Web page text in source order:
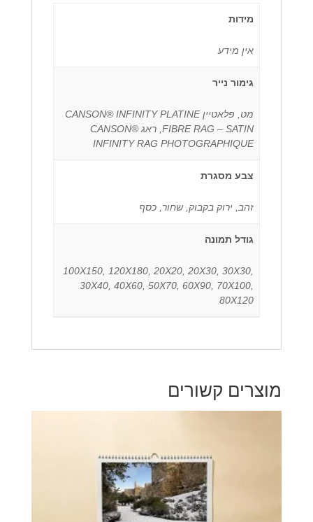
מידות
אין מידע
גימור נייר
מט, פלאטיין CANSON® INFINITY PLATINE
FIBRE RAG – SATIN, ראג CANSON®
INFINITY RAG PHOTOGRAPHIQUE
צבע מסגרת
זהב, ירוק בקבוק, שחור, כסף
גודל תמונה
100X150, 120X180, 20X20, 20X30, 30X30,
30X40, 40X60, 50X70, 60X90, 70X100,
80X120
מוצרים קשורים